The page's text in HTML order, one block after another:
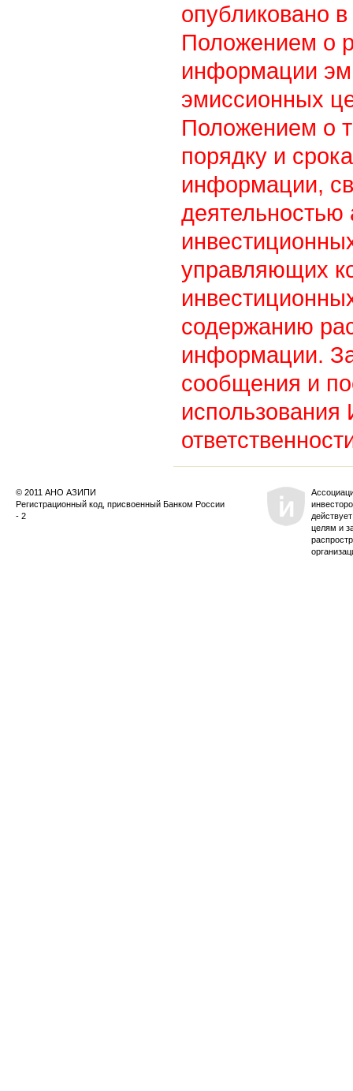
опубликовано в
Положением о
информации
эмиссионных
Положением о
порядку и
информации,
управляющих
содержанию
информации.
сообщения и
© 2011 АНО АЗИПИ
Регистрационный код, присвоенный Банком России
- 2
целям и